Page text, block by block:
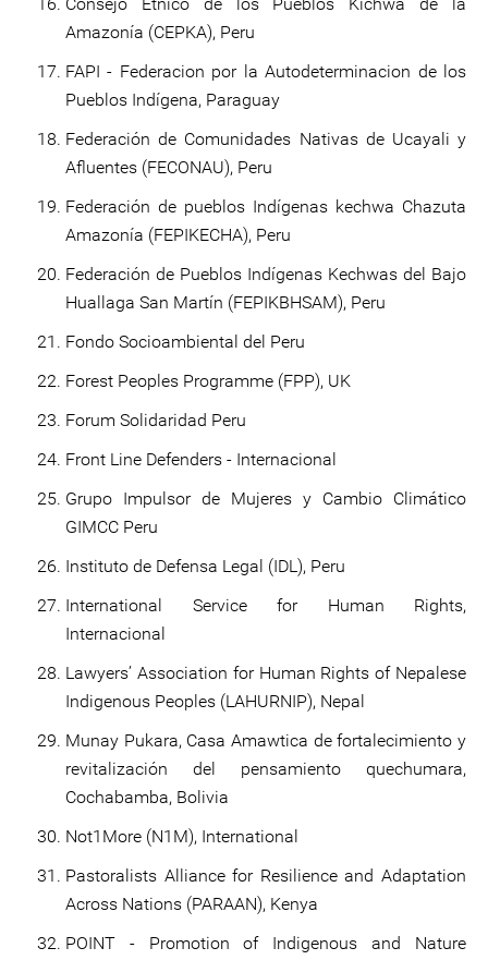
Amazonía (CEPKA), Peru
FAPI - Federacion por la Autodeterminacion de los
Pueblos Indígena, Paraguay
Federación de Comunidades Nativas de Ucayali y
Afluentes (FECONAU), Peru
Federación de pueblos Indígenas kechwa Chazuta
Amazonía (FEPIKECHA), Peru
Federación de Pueblos Indígenas Kechwas del Bajo
Huallaga San Martín (FEPIKBHSAM), Peru
Fondo Socioambiental del Peru
Forest Peoples Programme (FPP), UK
Forum Solidaridad Peru
Front Line Defenders - Internacional
Grupo Impulsor de Mujeres y Cambio Climático
GIMCC Peru
Instituto de Defensa Legal (IDL), Peru
International Service for Human Rights,
Internacional
Lawyers’ Association for Human Rights of Nepalese
Indigenous Peoples (LAHURNIP), Nepal
Munay Pukara, Casa Amawtica de fortalecimiento y
revitalización del pensamiento quechumara,
Cochabamba, Bolivia
Not1More (N1M), International
Pastoralists Alliance for Resilience and Adaptation
Across Nations (PARAAN), Kenya
POINT - Promotion of Indigenous and Nature